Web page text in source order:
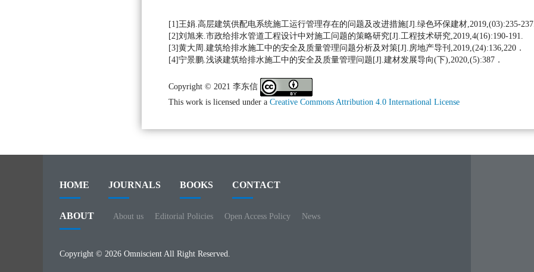
[1]王娟.高层建筑供配电系统施工运行管理存在的问题及改进措施[J].绿色环保建材,2019,(03):235-237.
[2]刘旭来.市政给排水管道工程设计中对施工问题的策略研究[J].工程技术研究,2019,4(16):190-191.
[3]黄大周.建筑给排水施工中的安全及质量管理问题分析及对策[J].房地产导刊,2019,(24):136,220．
[4]宁景鹏.浅谈建筑给排水施工中的安全及质量管理问题[J].建材发展导向(下),2020,(5):387．
Copyright © 2021 李东信
This work is licensed under a Creative Commons Attribution 4.0 International License
HOME JOURNALS BOOKS CONTACT
ABOUT About us Editorial Policies Open Access Policy News
Copyright © 2026 Omniscient All Right Reserved.